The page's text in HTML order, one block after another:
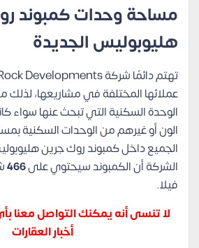
مساحة وحدات كمبوند
هليوبوليس الجديدة
عملائها المختلفة في مشاريعها،
الوحدة السكنية التي تبحث عنها سواء
الون أو غيرهم من الوحدات السكنية
الجميع داخل كمبوند روك جرين
الشركة أن الكمبوند سيحتوي على466
فيلا.
لا تنسى أنه يمكنك التواصل معنا
أخبار العقارات